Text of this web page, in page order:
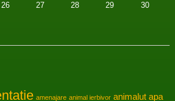
26 27 28 29
30
amenajare animal ierbivor animalut apa